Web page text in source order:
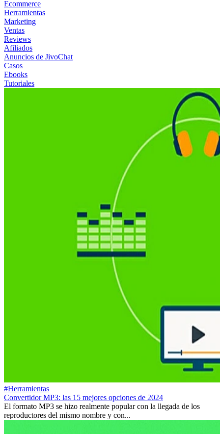
Ecommerce
Herramientas
Marketing
Ventas
Reviews
Afiliados
Anuncios de JivoChat
Casos
Ebooks
Tutoriales
#Herramientas
Convertidor MP3: las 15 mejores opciones de 2024
El formato MP3 se hizo realmente popular con la llegada de los
reproductores del mismo nombre y con...